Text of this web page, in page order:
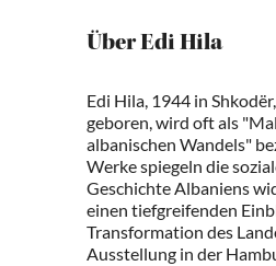
Über Edi Hila
Edi Hila, 1944 in
geboren, wird oft als
albanischen Wandels"
Werke spiegeln die
Geschichte Albaniens
einen tiefgreifenden
Transformation des
Ausstellung in der